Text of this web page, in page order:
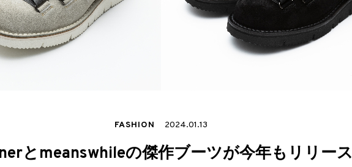
FASHION 2024.01.13
とmeanswhileの傑作ブーツが今年もリリース